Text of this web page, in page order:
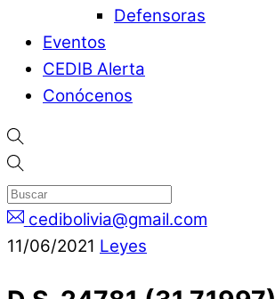
Defensoras
Eventos
CEDIB Alerta
Conócenos
cedibolivia@gmail.com
11/06/2021 Leyes